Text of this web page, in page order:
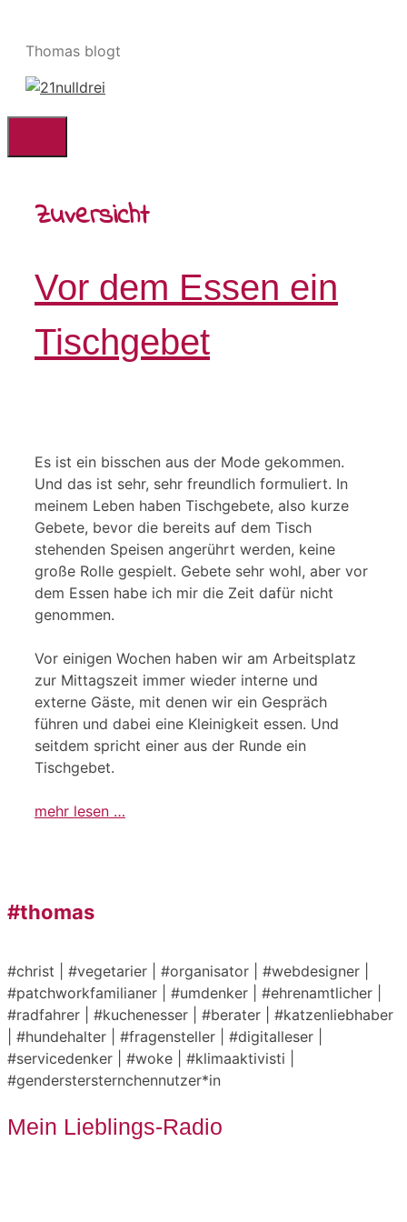
springen
Thomas blogt
Zuversicht
Vor dem Essen ein
Tischgebet
Es ist ein bisschen aus der Mode gekommen.
Und das ist sehr, sehr freundlich formuliert. In
meinem Leben haben Tischgebete, also kurze
Gebete, bevor die bereits auf dem Tisch
stehenden Speisen angerührt werden, keine
große Rolle gespielt. Gebete sehr wohl, aber vor
dem Essen habe ich mir die Zeit dafür nicht
genommen.
Vor einigen Wochen haben wir am Arbeitsplatz
zur Mittagszeit immer wieder interne und
externe Gäste, mit denen wir ein Gespräch
führen und dabei eine Kleinigkeit essen. Und
seitdem spricht einer aus der Runde ein
Tischgebet.
mehr lesen …
#thomas
#christ | #vegetarier | #organisator | #webdesigner |
#patchworkfamilianer | #umdenker | #ehrenamtlicher |
#radfahrer | #kuchenesser | #berater | #katzenliebhaber
| #hundehalter | #fragensteller | #digitalleser |
#servicedenker | #woke | #klimaaktivisti |
#genderstersternchennutzer*in
Mein Lieblings-Radio